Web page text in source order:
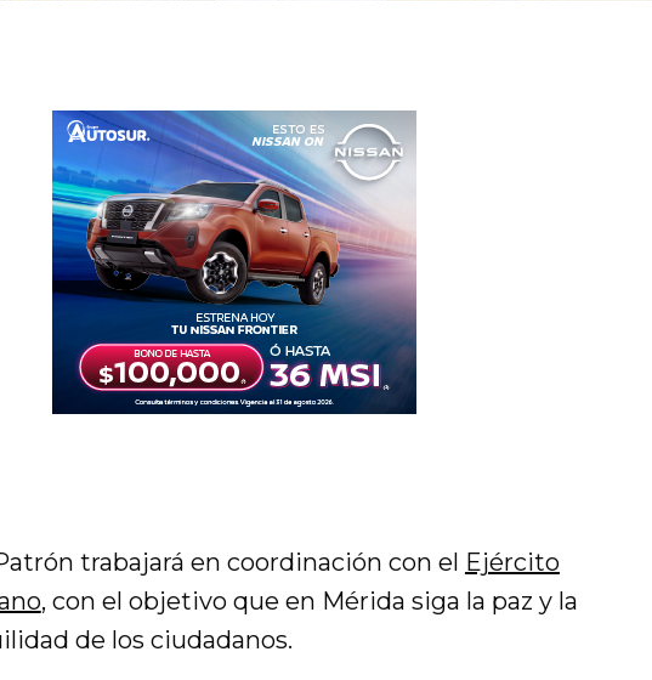
trabajará en coordinación con el Ejército
, con el objetivo que en Mérida siga la paz y la
de los ciudadanos.